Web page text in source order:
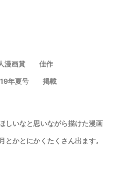
人漫画賞 佳作
年夏号 掲載
しいなと思いながら描けた漫画
とかとにかくたくさん出ます。